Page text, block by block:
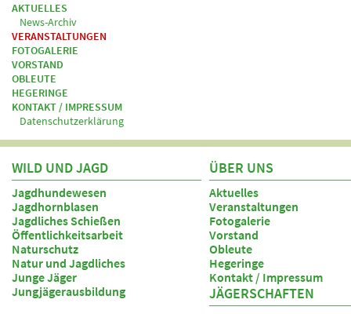
AKTUELLES
News-Archiv
VERANSTALTUNGEN
FOTOGALERIE
VORSTAND
OBLEUTE
HEGERINGE
KONTAKT / IMPRESSUM
Datenschutzerklärung
WILD UND JAGD
Jagdhundewesen
Jagdhornblasen
Jagdliches Schießen
Öffentlichkeitsarbeit
Naturschutz
Natur und Jagdliches
Junge Jäger
Jungjägerausbildung
ÜBER UNS
Aktuelles
Veranstaltungen
Fotogalerie
Vorstand
Obleute
Hegeringe
Kontakt / Impressum
JÄGERSCHAFTEN